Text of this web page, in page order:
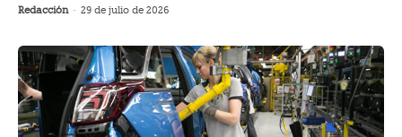
Redacción - 29 de julio de 2026